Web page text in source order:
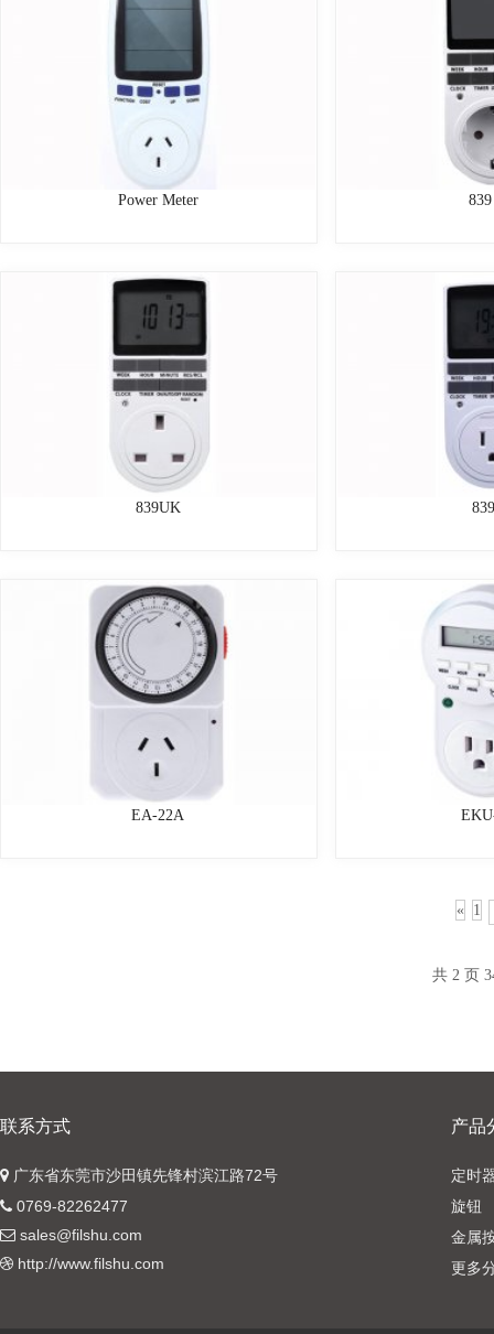
Power Meter
839UK
EA-22A
« 1
共 2 页
联系方式
广东省东莞市沙田镇先锋村滨江路72号
0769-82262477
sales@filshu.com
http://www.filshu.com
产品
定时
旋钮
金属
更多